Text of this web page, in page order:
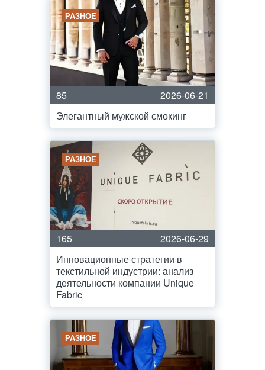
РАЗНОЕ
85
2026-06-21
Элегантный мужской смокинг
РАЗНОЕ
165
2026-06-29
Инновационные стратегии в
текстильной индустрии: анализ
деятельности компании Unique
Fabric
РАЗНОЕ